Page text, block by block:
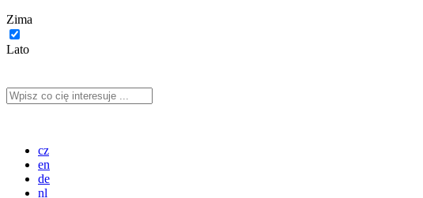
Zima
Lato
cz
en
de
nl